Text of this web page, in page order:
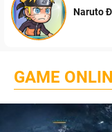
Naruto
GAME